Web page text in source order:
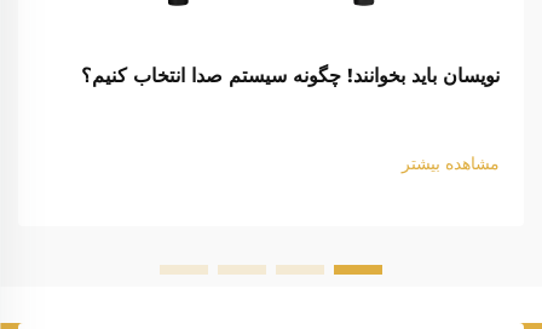
نویسان باید بخوانند! چگونه سیستم صدا انتخاب کنیم؟
مشاهده بیشتر